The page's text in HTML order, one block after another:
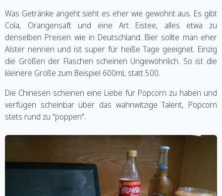
Was Getränke angeht sieht es eher wie gewohnt aus. Es gibt
Cola, Orangensaft und eine Art Eistee, alles etwa zu
denselben Preisen wie in Deutschland. Bier sollte man eher
Alster nennen und ist super für heiße Tage geeignet. Einzig
die Größen der Flaschen scheinen Ungewöhnlich. So ist die
kleinere Größe zum Beispiel 600mL statt 500.
Die Chinesen scheinen eine Liebe für Popcorn zu haben und
verfügen scheinbar über das wahnwitzige Talent, Popcorn
stets rund zu "poppen".